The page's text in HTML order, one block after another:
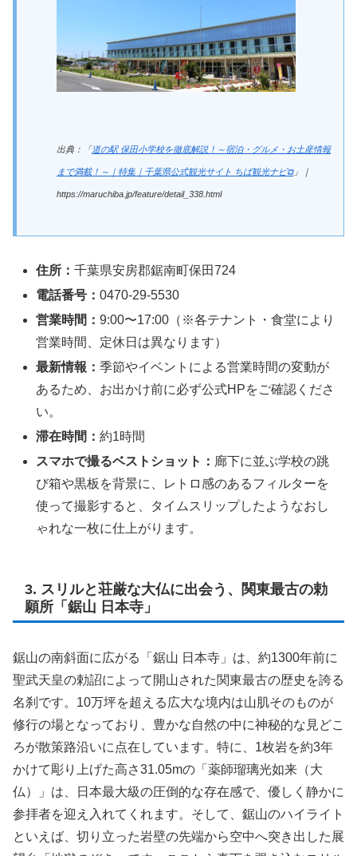
出典：「道の駅 保田小学校を徹底解説！～宿泊・グルメ・お土産情報
まで満載！～｜特集｜千葉県公式観光サイト ちば観光ナビ⧉」｜
https://maruchiba.jp/feature/detail_338.html
住所：千葉県安房郡鋸南町保田724
電話番号：0470-29-5530
営業時間：9:00〜17:00（※各テナント・食堂により
営業時間、定休日は異なります）
最新情報：季節やイベントによる営業時間の変動が
あるため、お出かけ前に必ず公式HPをご確認くださ
い。
滞在時間：約1時間
スマホで撮るベストショット： 廊下に並ぶ学校の跳
び箱や黒板を背景に、レトロ感のあるフィルターを
使って撮影すると、タイムスリップしたようなおし
ゃれな一枚に仕上がります。
3. スリルと荘厳な大仏に出会う、関東最古の勅
願所「鋸山 日本寺」
鋸山の南斜面に広がる「鋸山 日本寺」は、約1300年前に
聖武天皇の勅詔によって開山された関東最古の歴史を誇る
名刹です。10万坪を超える広大な境内は山肌そのものが
修行の場となっており、豊かな自然の中に神秘的な見どこ
ろが散策路沿いに点在しています。特に、1枚岩を約3年
かけて彫り上げた高さ31.05mの「薬師瑠璃光如来（大
仏）」は、日本最大級の圧倒的な存在感で、優しく静かに
参拝者を迎え入れてくれます。そして、鋸山のハイライト
といえば、切り立った岩壁の先端から空中へ突き出した展